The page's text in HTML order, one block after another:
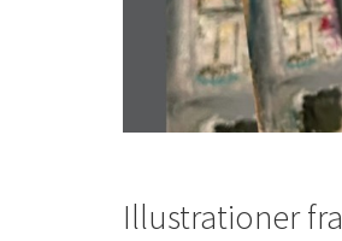
Illustrationer fra